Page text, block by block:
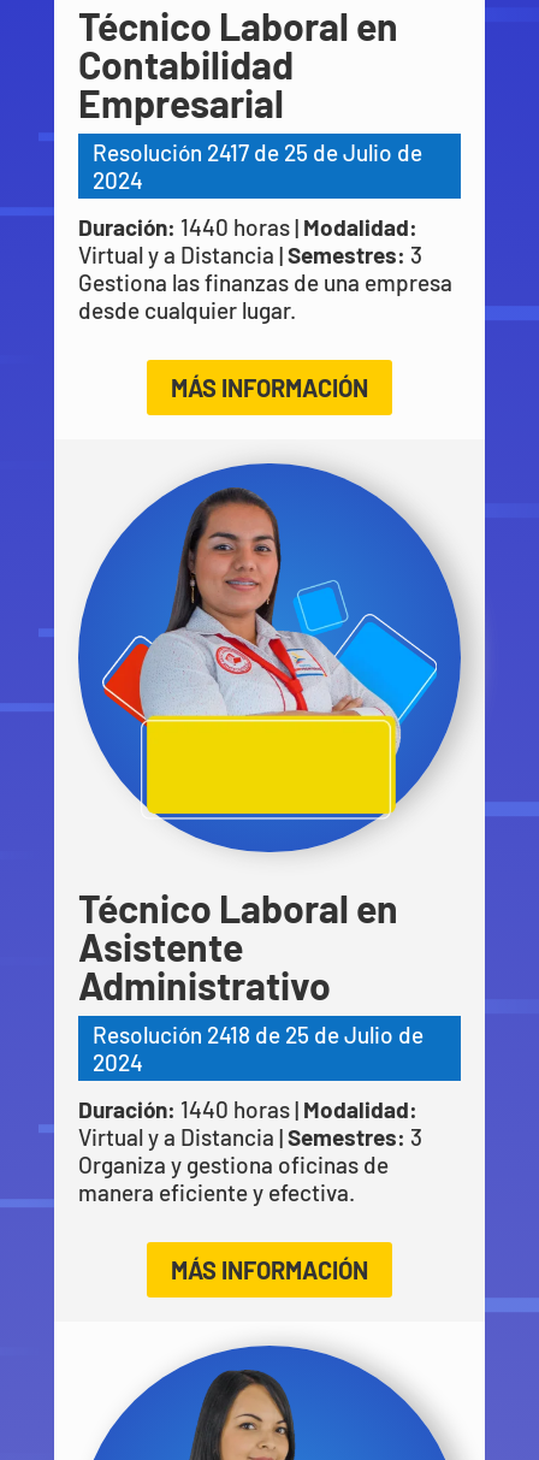
Técnico Laboral en
Contabilidad
Empresarial
Resolución 2417 de 25 de Julio de
2024
Duración: 1440 horas | Modalidad:
Virtual y a Distancia |Semestres: 3
Gestiona las finanzas de una empresa
desde cualquier lugar.
MÁS INFORMACIÓN
Técnico Laboral en
Asistente
Administrativo
Resolución 2418 de 25 de Julio de
2024
Duración: 1440 horas | Modalidad:
Virtual y a Distancia |Semestres: 3
Organiza y gestiona oficinas de
manera eficiente y efectiva.
MÁS INFORMACIÓN